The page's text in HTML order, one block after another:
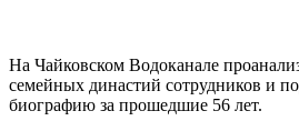
На Чайковском Водоканале
семейных династий сотрудников и
биографию за прошедшие 56 лет.